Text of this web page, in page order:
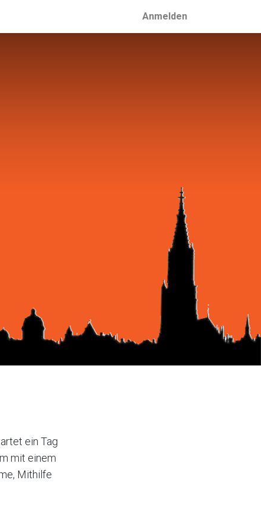
Anmelden
ein Tag
mit einem
Mithilfe